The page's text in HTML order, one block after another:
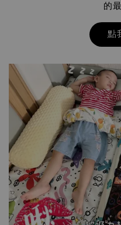
的
點